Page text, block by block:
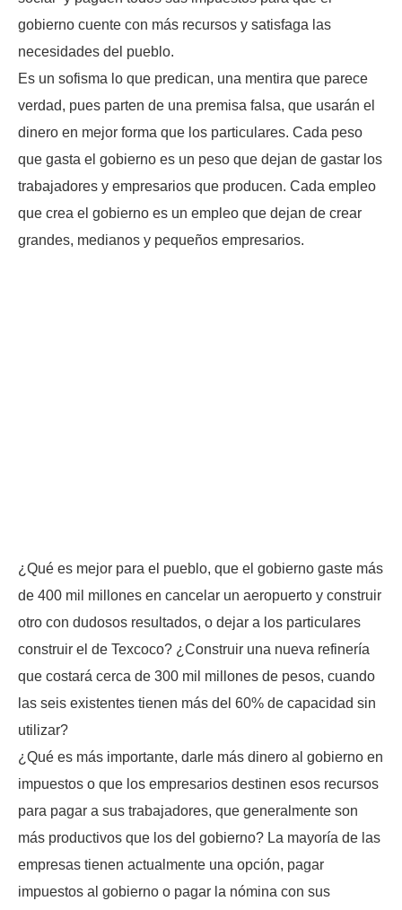
gobierno cuente con más recursos y satisfaga las
necesidades del pueblo.
Es un sofisma lo que predican, una mentira que parece
verdad, pues parten de una premisa falsa, que usarán el
dinero en mejor forma que los particulares. Cada peso
que gasta el gobierno es un peso que dejan de gastar los
trabajadores y empresarios que producen. Cada empleo
que crea el gobierno es un empleo que dejan de crear
grandes, medianos y pequeños empresarios.
¿Qué es mejor para el pueblo, que el gobierno gaste más
de 400 mil millones en cancelar un aeropuerto y construir
otro con dudosos resultados, o dejar a los particulares
construir el de Texcoco? ¿Construir una nueva refinería
que costará cerca de 300 mil millones de pesos, cuando
las seis existentes tienen más del 60% de capacidad sin
utilizar?
¿Qué es más importante, darle más dinero al gobierno en
impuestos o que los empresarios destinen esos recursos
para pagar a sus trabajadores, que generalmente son
más productivos que los del gobierno? La mayoría de las
empresas tienen actualmente una opción, pagar
impuestos al gobierno o pagar la nómina con sus